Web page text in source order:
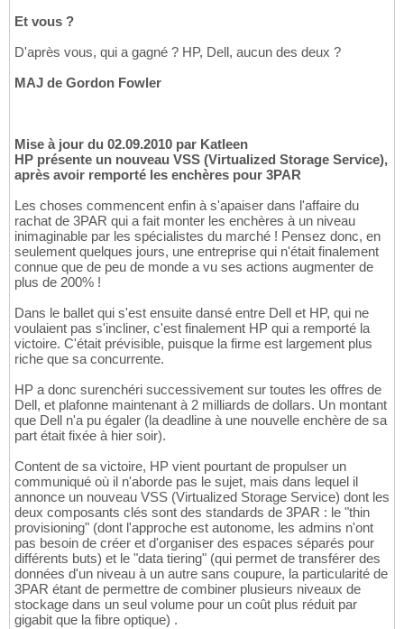
Et vous ?
D'après vous, qui a gagné ? HP, Dell, aucun des deux ?
MAJ de Gordon Fowler
Mise à jour du 02.09.2010 par Katleen
HP présente un nouveau VSS (Virtualized Storage Service),
après avoir remporté les enchères pour 3PAR
Les choses commencent enfin à s'apaiser dans l'affaire du
rachat de 3PAR qui a fait monter les enchères à un niveau
inimaginable par les spécialistes du marché ! Pensez donc, en
seulement quelques jours, une entreprise qui n'était finalement
connue que de peu de monde a vu ses actions augmenter de
plus de 200% !
Dans le ballet qui s'est ensuite dansé entre Dell et HP, qui ne
voulaient pas s'incliner, c'est finalement HP qui a remporté la
victoire. C'était prévisible, puisque la firme est largement plus
riche que sa concurrente.
HP a donc surenchéri successivement sur toutes les offres de
Dell, et plafonne maintenant à 2 milliards de dollars. Un montant
que Dell n'a pu égaler (la deadline à une nouvelle enchère de sa
part était fixée à hier soir).
Content de sa victoire, HP vient pourtant de propulser un
communiqué où il n'aborde pas le sujet, mais dans lequel il
annonce un nouveau VSS (Virtualized Storage Service) dont les
deux composants clés sont des standards de 3PAR : le "thin
provisioning" (dont l'approche est autonome, les admins n'ont
pas besoin de créer et d'organiser des espaces séparés pour
différents buts) et le "data tiering" (qui permet de transférer des
données d'un niveau à un autre sans coupure, la particularité de
3PAR étant de permettre de combiner plusieurs niveaux de
stockage dans un seul volume pour un coût plus réduit par
gigabit que la fibre optique) .